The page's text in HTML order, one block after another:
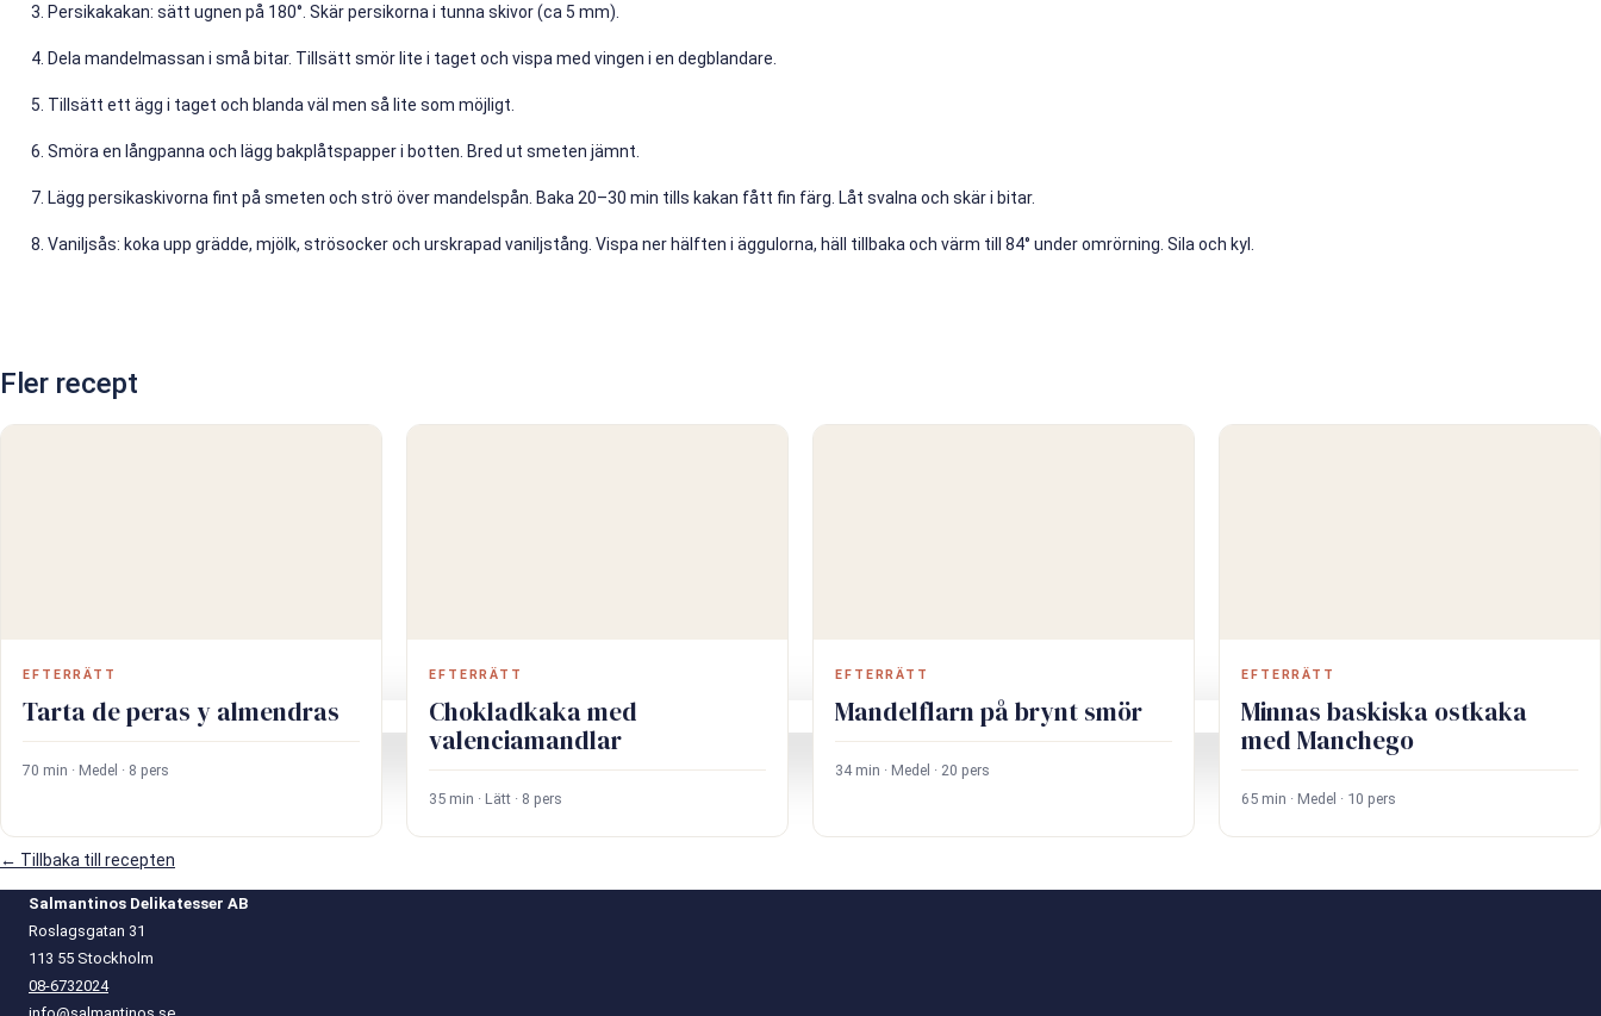
0
Varukorg
Persikakakan: sätt ugnen på 180°. Skär persikorna i tunna skivor (ca 5 mm).
Dela mandelmassan i små bitar. Tillsätt smör lite i taget och vispa med vingen i en degblandare.
Tillsätt ett ägg i taget och blanda väl men så lite som möjligt.
Smöra en långpanna och lägg bakplåtspapper i botten. Bred ut smeten jämnt.
Lägg persikaskivorna fint på smeten och strö över mandelspån. Baka 20–30 min tills kakan fått fin färg. Låt svalna och skär i bitar.
Vaniljsås: koka upp grädde, mjölk, strösocker och urskrapad vaniljstång. Vispa ner hälften i äggulorna, häll tillbaka och värm till 84° under omrörning. Sila och kyl.
Fler recept
EFTERRÄTT
Tarta de peras y almendras
70 min · Medel · 8 pers
EFTERRÄTT
Chokladkaka med
valenciamandlar
35 min · Lätt · 8 pers
EFTERRÄTT
Mandelflarn på brynt smör
34 min · Medel · 20 pers
EFTERRÄTT
Minnas baskiska ostkaka
med Manchego
65 min · Medel · 10 pers
← Tillbaka till recepten
Salmantinos Delikatesser AB
Roslagsgatan 31
113 55 Stockholm
08-6732024